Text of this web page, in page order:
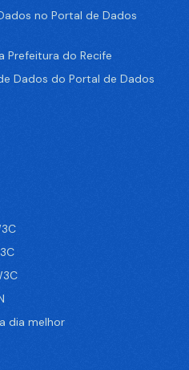
no Portal de Dados
Prefeitura do Recife
Dados do Portal de Dados
dia melhor